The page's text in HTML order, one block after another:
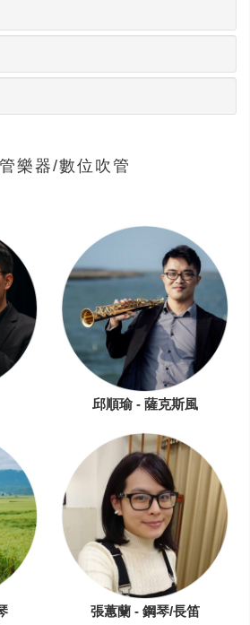
管樂器/數位吹管
邱順瑜 - 薩克斯風
張蕙蘭 - 鋼琴/長笛